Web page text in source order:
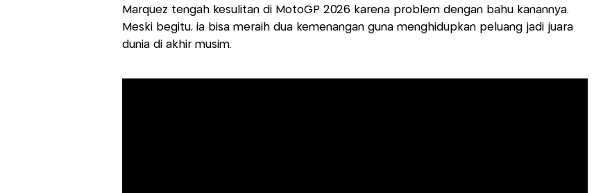
Marquez tengah kesulitan di MotoGP 2026 karena problem dengan bahu kanannya.
Meski begitu, ia bisa meraih dua kemenangan guna menghidupkan peluang jadi juara
dunia di akhir musim.